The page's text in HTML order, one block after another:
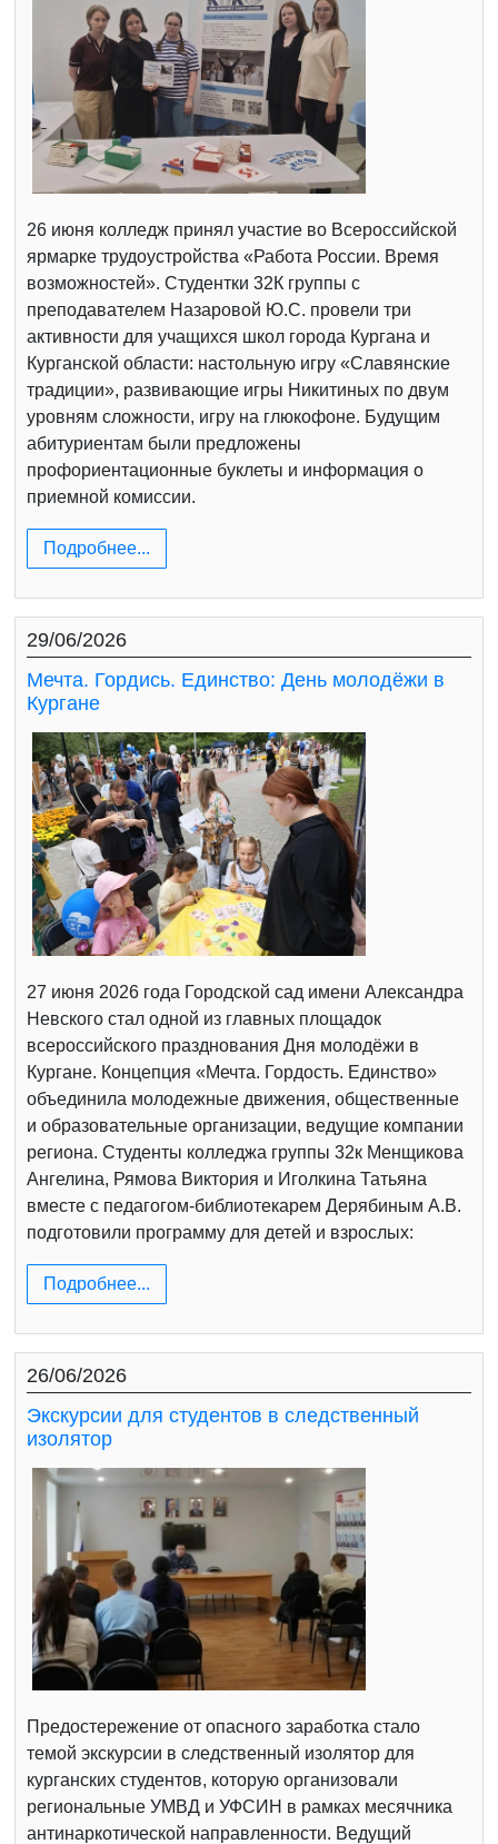
26 июня колледж принял участие во Всероссийской
ярмарке трудоустройства «Работа России. Время
возможностей». Студентки 32К группы с
преподавателем Назаровой Ю.С. провели три
активности для учащихся школ города Кургана и
Курганской области: настольную игру «Славянские
традиции», развивающие игры Никитиных по двум
уровням сложности, игру на глюкофоне. Будущим
абитуриентам были предложены
профориентационные буклеты и информация о
приемной комиссии.
Подробнее...
29/06/2026
Мечта. Гордись. Единство: День молодёжи в
Кургане
27 июня 2026 года Городской сад имени Александра
Невского стал одной из главных площадок
всероссийского празднования Дня молодёжи в
Кургане. Концепция «Мечта. Гордость. Единство»
объединила молодежные движения, общественные
и образовательные организации, ведущие компании
региона. Студенты колледжа группы 32к Менщикова
Ангелина, Рямова Виктория и Иголкина Татьяна
вместе с педагогом-библиотекарем Дерябиным А.В.
подготовили программу для детей и взрослых:
Подробнее...
26/06/2026
Экскурсии для студентов в следственный
изолятор
Предостережение от опасного заработка стало
темой экскурсии в следственный изолятор для
курганских студентов, которую организовали
региональные УМВД и УФСИН в рамках месячника
антинаркотической направленности. Ведущий